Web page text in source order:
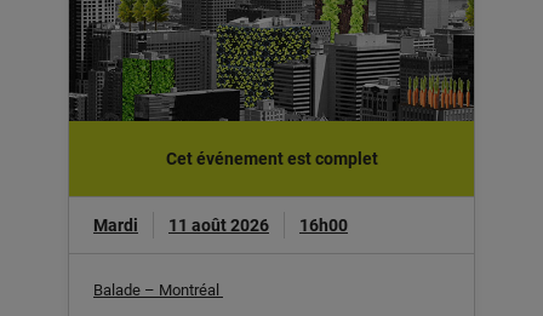
Cet événement est complet
Mardi 11 août 2026 16h00
Balade – Montréal